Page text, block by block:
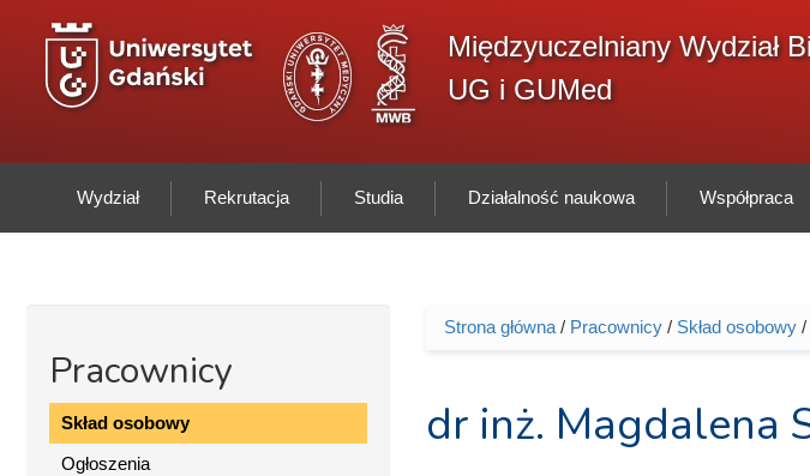
Międzyuczelniany Wydział
UG i GUMed
Wydział Rekrutacja Studia Działalność naukowa Współpraca
Pracownicy
Skład osobowy
Ogłoszenia
Jesteś tutaj
Strona główna/ Pracownicy/ Skład osobowy/
dr inż. Magdalena